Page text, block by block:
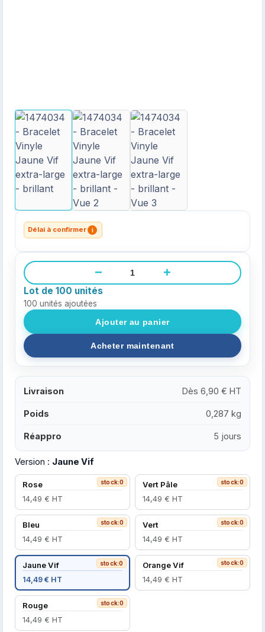
Délai à confirmer i
− +
Lot de 100 unités
100 unités ajoutées
Livraison Dès 6,90 € HT
Poids 0,287 kg
Réappro 5 jours
Version : Jaune Vif
stock:0
Rose
14,49 € HT
stock:0
Vert Pâle
14,49 € HT
stock:0
Bleu
14,49 € HT
stock:0
Vert
14,49 € HT
stock:0
Jaune Vif
14,49 € HT
stock:0
Orange Vif
14,49 € HT
stock:0
Rouge
14,49 € HT